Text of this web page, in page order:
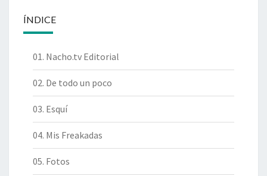
ÍNDICE
01. Nacho.tv Editorial
02. De todo un poco
03. Esquí
04. Mis Freakadas
05. Fotos